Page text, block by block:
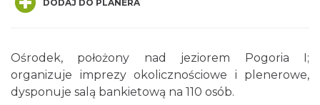
DODAJ DO PLANERA
Ośrodek, położony nad jeziorem Pogoria I;
organizuje imprezy okolicznościowe i plenerowe,
dysponuje salą bankietową na 110 osób.